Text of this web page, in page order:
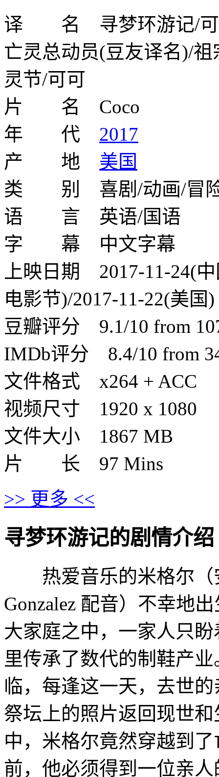
译 名 寻梦环游记/可
亡灵总动员(豆友译名)/
灵节/可可
片 名 Coco
年 代 2017
产 地 美国
类 别 喜剧/动画/冒险
语 言 英语/国语
字 幕 中文字幕
上映日期 2017-11-24(
电影节)/2017-11-22(美国)
豆瓣评分 9.1/10 from
IMDb评分 8.4/10 from
文件格式 x264 + ACC
视频尺寸 1920 x 1080
文件大小 1867 MB
片 长 97 Mins
>> 更多 <<
寻梦环游记的剧情介绍 ·
热爱音乐的米格尔（
Gonzalez 配音）不幸地
大家庭之中，一家人只
里传承了数代的制鞋产
临，每逢这一天，去世
祭坛上的照片返回现
中，米格尔竟然穿越到
前，他必须得到一位亲